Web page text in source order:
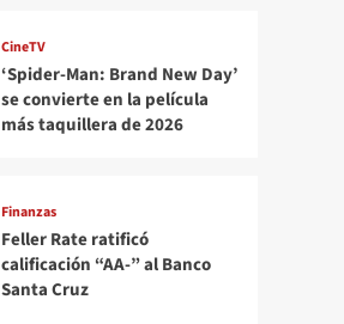
CineTV
‘Spider-Man: Brand New Day’
se convierte en la película
más taquillera de 2026
Finanzas
Feller Rate ratificó
calificación “AA-” al Banco
Santa Cruz